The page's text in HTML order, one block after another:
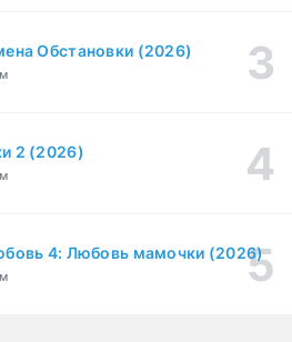
Обстановки (2026)
2 (2026)
4: Любовь мамочки (2026)